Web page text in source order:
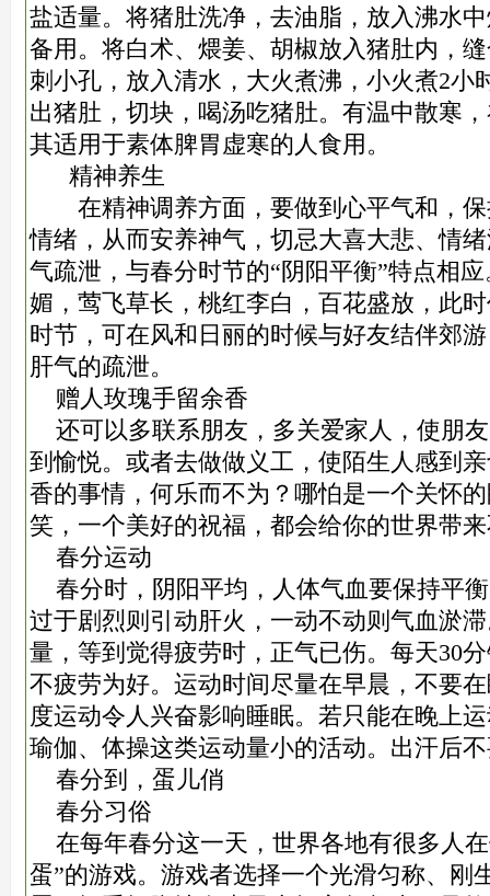
盐适量。将猪肚洗净，去油脂，放入沸水
备用。将白术、煨姜、胡椒放入猪肚内，
刺小孔，放入清水，大火煮沸，小火煮2小
出猪肚，切块，喝汤吃猪肚。有温中散寒
其适用于素体脾胃虚寒的人食用。
精神养生
在精神调养方面，要做到心平气和，保
情绪，从而安养神气，切忌大喜大悲、情
气疏泄，与春分时节的“阴阳平衡”特点相
媚，莺飞草长，桃红李白，百花盛放，此
时节，可在风和日丽的时候与好友结伴郊
肝气的疏泄。
赠人玫瑰手留余香
还可以多联系朋友，多关爱家人，使朋
到愉悦。或者去做做义工，使陌生人感到
香的事情，何乐而不为？哪怕是一个关怀
笑，一个美好的祝福，都会给你的世界带
春分运动
春分时，阴阳平均，人体气血要保持平
过于剧烈则引动肝火，一动不动则气血淤
量，等到觉得疲劳时，正气已伤。每天30
不疲劳为好。运动时间尽量在早晨，不要
度运动令人兴奋影响睡眠。若只能在晚上
瑜伽、体操这类运动量小的活动。出汗后
春分到，蛋儿俏
春分习俗
在每年春分这一天，世界各地有很多人
蛋”的游戏。游戏者选择一个光滑匀称、刚